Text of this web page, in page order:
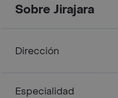
Sobre Jirajara‎
Dirección
Especialidad